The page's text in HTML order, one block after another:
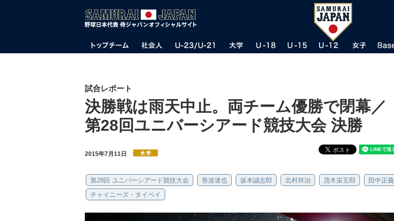
試合レポート
決勝戦は雨天中止。両チーム優勝で閉幕／
第28回ユニバーシアード競技大会 決勝
2015年7月11日
第28回 ユニバーシアード競技大会 善波達也 坂本誠志郎 北村祥治 茂木栄五郎
田中正義
チャイニーズ・タイペイ